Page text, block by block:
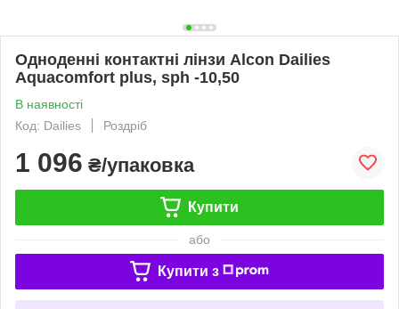
Одноденні контактні лінзи Alcon Dailies
Aquacomfort plus, sph -10,50
В наявності
Код: Dailies
Роздріб
1 096 ₴/упаковка
Купити
або
Купити з